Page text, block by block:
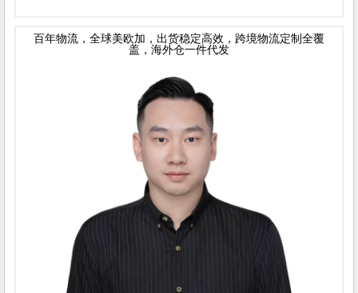
百年物流，全球美欧加，出货稳定高效，跨境物流定制全覆
盖，海外仓一件代发